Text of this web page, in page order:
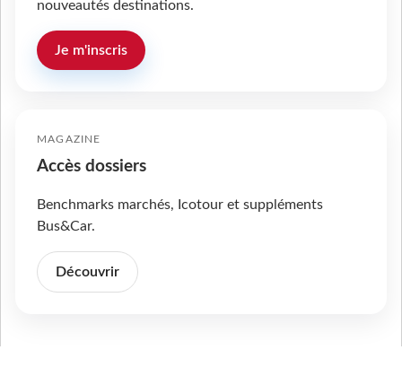
nouveautés destinations.
Je m'inscris
MAGAZINE
Accès dossiers
Benchmarks marchés, Icotour et suppléments
Bus&Car.
Découvrir